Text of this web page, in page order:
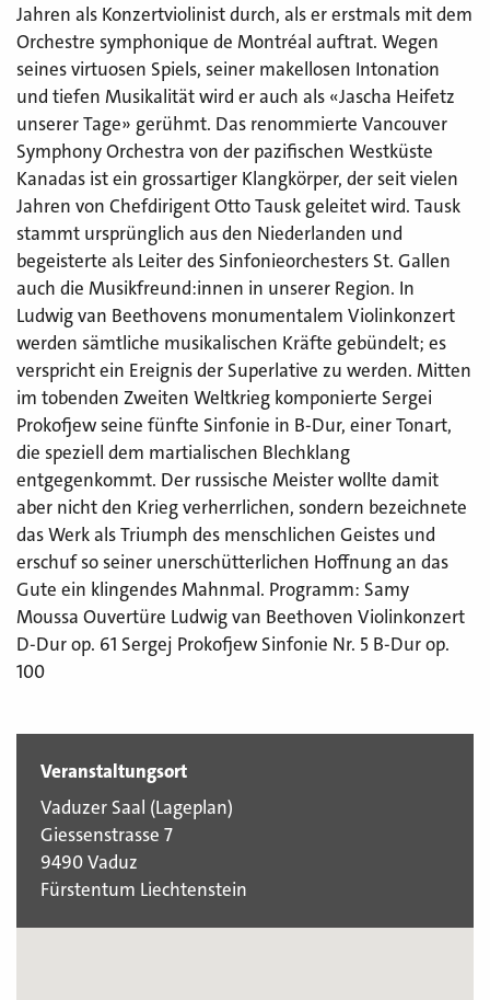
Jahren als Konzertviolinist durch, als er erstmals mit dem
Orchestre symphonique de Montréal auftrat. Wegen
seines virtuosen Spiels, seiner makellosen Intonation
und tiefen Musikalität wird er auch als «Jascha Heifetz
unserer Tage» gerühmt. Das renommierte Vancouver
Symphony Orchestra von der pazifischen Westküste
Kanadas ist ein grossartiger Klangkörper, der seit vielen
Jahren von Chefdirigent Otto Tausk geleitet wird. Tausk
stammt ursprünglich aus den Niederlanden und
begeisterte als Leiter des Sinfonieorchesters St. Gallen
auch die Musikfreund:innen in unserer Region. In
Ludwig van Beethovens monumentalem Violinkonzert
werden sämtliche musikalischen Kräfte gebündelt; es
verspricht ein Ereignis der Superlative zu werden. Mitten
im tobenden Zweiten Weltkrieg komponierte Sergei
Prokofjew seine fünfte Sinfonie in B-Dur, einer Tonart,
die speziell dem martialischen Blechklang
entgegenkommt. Der russische Meister wollte damit
aber nicht den Krieg verherrlichen, sondern bezeichnete
das Werk als Triumph des menschlichen Geistes und
erschuf so seiner unerschütterlichen Hoffnung an das
Gute ein klingendes Mahnmal. Programm: Samy
Moussa Ouvertüre Ludwig van Beethoven Violinkonzert
D-Dur op. 61 Sergej Prokofjew Sinfonie Nr. 5 B-Dur op.
100
Veranstaltungsort
Vaduzer Saal (Lageplan)
Giessenstrasse 7
9490 Vaduz
Fürstentum Liechtenstein